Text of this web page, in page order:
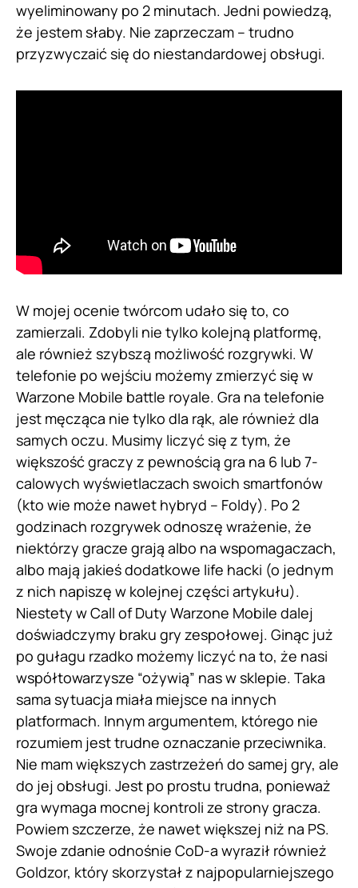
wyeliminowany po 2 minutach. Jedni powiedzą,
że jestem słaby. Nie zaprzeczam – trudno
przyzwyczaić się do niestandardowej obsługi.
W mojej ocenie twórcom udało się to, co
zamierzali. Zdobyli nie tylko kolejną platformę,
ale również szybszą możliwość rozgrywki. W
telefonie po wejściu możemy zmierzyć się w
Warzone Mobile battle royale. Gra na telefonie
jest męcząca nie tylko dla rąk, ale również dla
samych oczu. Musimy liczyć się z tym, że
większość graczy z pewnością gra na 6 lub 7-
calowych wyświetlaczach swoich smartfonów
(kto wie może nawet hybryd – Foldy). Po 2
godzinach rozgrywek odnoszę wrażenie, że
niektórzy gracze grają albo na wspomagaczach,
albo mają jakieś dodatkowe life hacki (o jednym
z nich napiszę w kolejnej części artykułu).
Niestety w Call of Duty Warzone Mobile dalej
doświadczymy braku gry zespołowej. Ginąc już
po gułagu rzadko możemy liczyć na to, że nasi
współtowarzysze “ożywią” nas w sklepie. Taka
sama sytuacja miała miejsce na innych
platformach. Innym argumentem, którego nie
rozumiem jest trudne oznaczanie przeciwnika.
Nie mam większych zastrzeżeń do samej gry, ale
do jej obsługi. Jest po prostu trudna, ponieważ
gra wymaga mocnej kontroli ze strony gracza.
Powiem szczerze, że nawet większej niż na PS.
Swoje zdanie odnośnie CoD-a wyraził również
Goldzor, który skorzystał z najpopularniejszego